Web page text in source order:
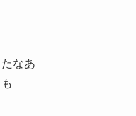
なあ